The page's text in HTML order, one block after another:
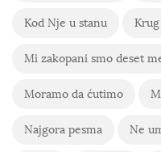
Kod Nje u stanu Krug
Mi zakopani smo deset
Moramo da ćutimo
Najgora pesma Ne